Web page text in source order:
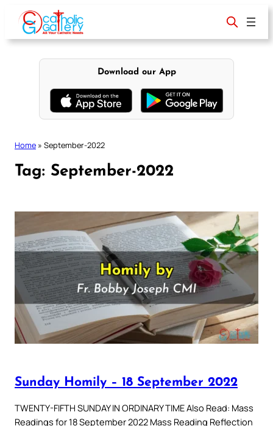
content
Download our App
Home » September-2022
Tag: September-2022
Sunday Homily – 18 September 2022
TWENTY-FIFTH SUNDAY IN ORDINARY TIME Also Read: Mass
Readings for 18 September 2022 Mass Reading Reflection